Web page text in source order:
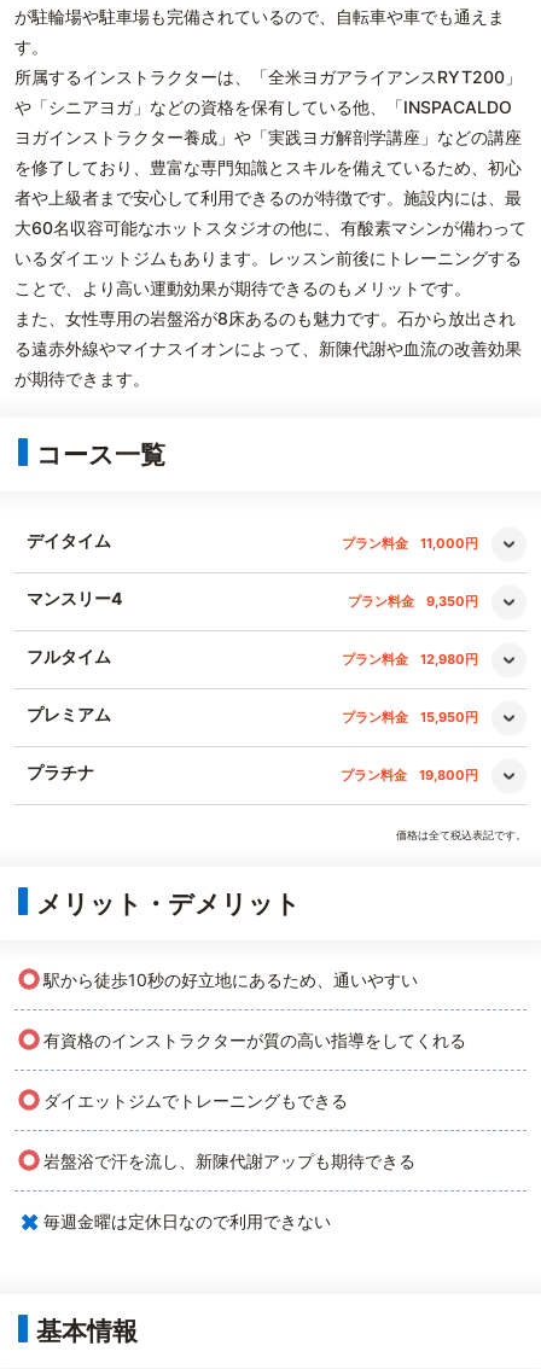
が駐輪場や駐車場も完備されているので、自転車や車でも通えま
す。
所属するインストラクターは、「全米ヨガアライアンスRYT200」
や「シニアヨガ」などの資格を保有している他、「INSPACALDO
ヨガインストラクター養成」や「実践ヨガ解剖学講座」などの講座
を修了しており、豊富な専門知識とスキルを備えているため、初心
者や上級者まで安心して利用できるのが特徴です。施設内には、最
大60名収容可能なホットスタジオの他に、有酸素マシンが備わって
いるダイエットジムもあります。レッスン前後にトレーニングする
ことで、より高い運動効果が期待できるのもメリットです。
また、女性専用の岩盤浴が8床あるのも魅力です。石から放出され
る遠赤外線やマイナスイオンによって、新陳代謝や血流の改善効果
が期待できます。
コース一覧
デイタイム プラン料金 11,000円
マンスリー4 プラン料金 9,350円
フルタイム プラン料金 12,980円
プレミアム プラン料金 15,950円
プラチナ プラン料金 19,800円
価格は全て税込表記です。
メリット・デメリット
○駅から徒歩10秒の好立地にあるため、通いやすい
○有資格のインストラクターが質の高い指導をしてくれる
○ ダイエットジムでトレーニングもできる
○岩盤浴で汗を流し、新陳代謝アップも期待できる
× 毎週金曜は定休日なので利用できない
基本情報